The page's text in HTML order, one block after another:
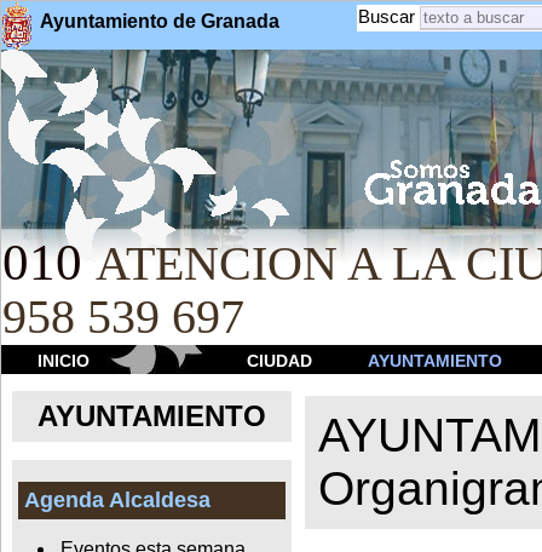
Ayuntamiento de Granada Buscar
010 ATENCION A LA
958 539 697
INICIO CIUDAD AYUNTAMIENTO
AYUNTAMIENTO
Agenda Alcaldesa